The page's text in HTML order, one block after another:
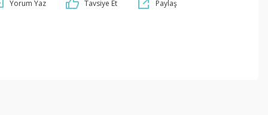
Yorum Yaz Tavsiye Et Paylaş